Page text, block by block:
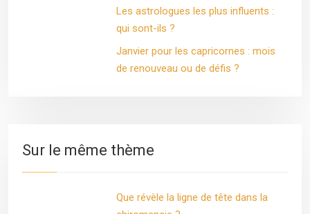
Les astrologues les plus influents :
qui sont-ils ?
Janvier pour les capricornes : mois
de renouveau ou de défis ?
Sur le même thème
Que révèle la ligne de tête dans la